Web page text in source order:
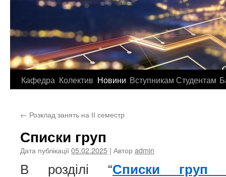
Кафедра Колектив Новини Вступникам Студентам
← Розклад занять на ІІ семестр
Списки груп
Дата публікації05.02.2025 | Авторadmin
В розділі “Списки груп